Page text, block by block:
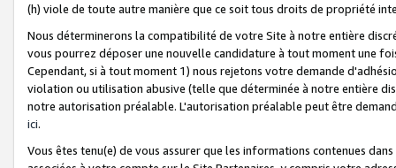
(h) viole de toute autre manière que ce soit tous droits de propriété
Nous déterminerons la compatibilité de votre Site à notre entière
vous pourrez déposer une nouvelle candidature à tout moment une
Cependant, si à tout moment 1) nous rejetons votre demande
violation ou utilisation abusive (telle que déterminée à notre entière
notre autorisation préalable. L'autorisation préalable peut être
ici.
Vous êtes tenu(e) de vous assurer que les informations contenues